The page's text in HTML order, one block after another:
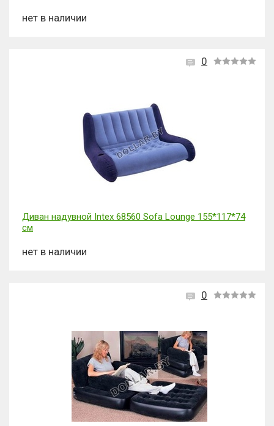
нет в наличии
0
Диван надувной Intex 68560 Sofa Lounge 155*117*74
см
нет в наличии
0